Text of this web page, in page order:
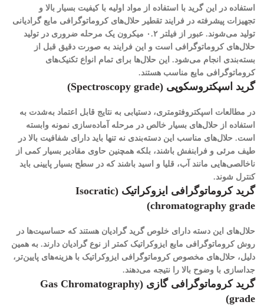
استفاده در این گرید با استفاده از مواد اولیه با کیفیت بسیار بالا و
تجهیزات پیشرفته در فرایند تقطیر حلال‌های کروماتوگرافی مایع گرادیانی
تولید می‌شوند. عبور از فیلتر ۰.۲ میکرون یک مرحله ضروری در تولید
حلال‌های کروماتوگرافی است و این فرایند به صورت دقیق قبل از
بسته‌بندی انجام می‌شود. این حلال‌ها برای تمام انواع تکنیک‌های
کروماتوگرافی مایع مناسب هستند.
گرید اسپکتروسکوپی (Spectroscopy grade)
در مطالعات اسپکتروفتومتری، دستیابی به نتایج قابل اعتماد به‌شدت به
استفاده از حلال‌های بسیار خالص در مرحله آماده‌سازی نمونه وابسته
است. حلال‌های مناسب این دسته‌بندی نه تنها باید دارای شفافیت بالا در
طیف مرئی و فرابنفش باشند، بلکه همچنین حاوی مقادیر بسیار کمی از
ناخالصی‌هایی مانند آب، قلیا و اسید باشند که در سطح بسیار پایینی باید
کنترل شوند.
گرید کروماتوگرافی ایزوکراتیک (Isocratic
chromatography grade)
حلال‌های این دسته دارای خلوص گرید گرادیان هستند که حساسیت‌ها در
روش کروماتوگرافی مایع ایزوکراتیک کمتر از نوع گرادیان دارند. به همین
دلیل، حلال‌های مخصوص کروماتوگرافی ایزوکراتیک با هزینه‌های پایین‌تر،
جداسازی با وضوح بالا را نتیجه می‌دهند.
گرید کروماتوگرافی گازی (Gas Chromatography
grade)